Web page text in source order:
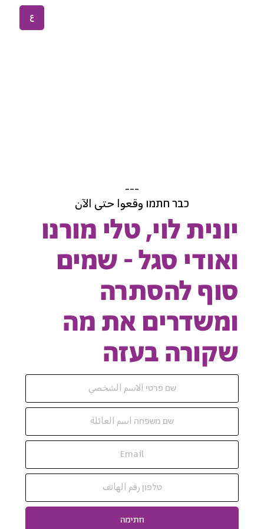
ع
---
כבר חתמו وقعوا حتى الآن
יונית לוי, טלי מורנו
ואודי סגל - שמים
סוף להסתרה
ומשדרים את מה
שקורה בעזה
חתימה